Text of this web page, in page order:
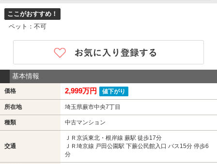
ここがおすすめ！
ペット：不可
基本情報
価格 2,999万円 値下がり
所在地 埼玉県蕨市中央7丁目
種類 中古マンション
交通
ＪＲ京浜東北・根岸線 蕨駅 徒歩17分
ＪＲ埼京線 戸田公園駅 下蕨公民館入口 バス15分 停歩6
分